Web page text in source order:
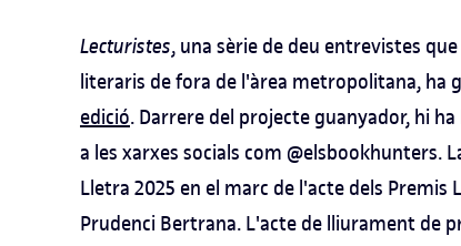
Lecturistes, una sèrie de deu entrevistes
literaris de fora de l'àrea metropolitana, ha
edició. Darrere del projecte guanyador, hi
a les xarxes socials com @elsbookhunters.
Lletra 2025 en el marc de l'acte dels
Prudenci Bertrana. L'acte de lliurament de